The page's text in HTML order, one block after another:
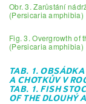
Obr. 3. Zarůstání
(Persicaria amphibia)
Fig. 3. Overgrowth of
(Persicaria amphibia)
TAB. 1.
A CHOTKŮV V
TAB. 1. FISH
OF THE DLOUHÝ